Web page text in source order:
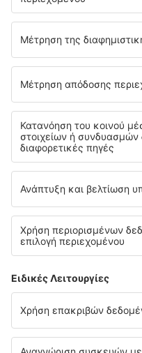
easyJet
Cyprus Airways
Σχετικά με την eSky
Οι κρατήσεις μου
Πολιτική απορρήτου
Υποστήριξη και επικοινωνία
eSky.eu